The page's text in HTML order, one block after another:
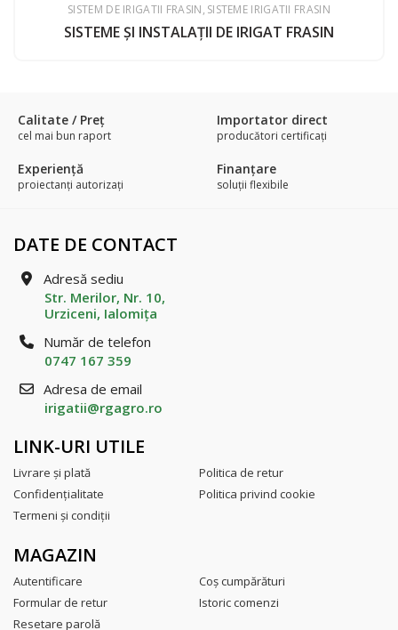
SISTEM DE IRIGATII FRASIN SISTEME IRIGATII FRASIN
SISTEME ŞI INSTALAŢII DE IRIGAT FRASIN
Calitate / Preţ
cel mai bun raport
Importator direct
producători certificaţi
Experienţă
proiectanți autorizați
Finanțare
soluții flexibile
DATE DE CONTACT
Adresă sediu
Str. Merilor, Nr. 10,
Urziceni, Ialomiţa
Număr de telefon
0747 167 359
Adresa de email
irigatii@rgagro.ro
LINK-URI UTILE
Livrare şi plată
Politica de retur
Confidenţialitate
Politica privind cookie
Termeni şi condiţii
MAGAZIN
Autentificare
Coş cumpărături
Formular de retur
Istoric comenzi
Resetare parolă